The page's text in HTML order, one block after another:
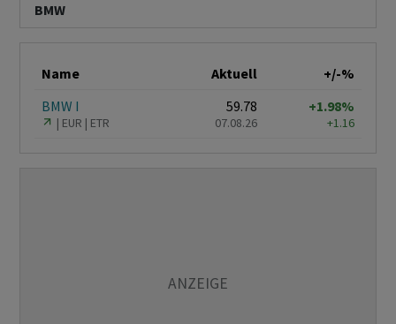
BMW
Name Aktuell
+/-%
BMW I
EUR ETR
59.78
07.08.26
+1.98%
+1.16